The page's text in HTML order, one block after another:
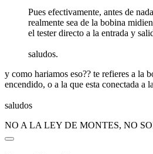
Pues efectivamente, antes de
realmente sea de la bobina
el tester directo a la entrada y
saludos.
y como hariamos eso?? te refieres a la
encendido, o a la que esta conectada a
saludos
NO A LA LEY DE MONTES, NO